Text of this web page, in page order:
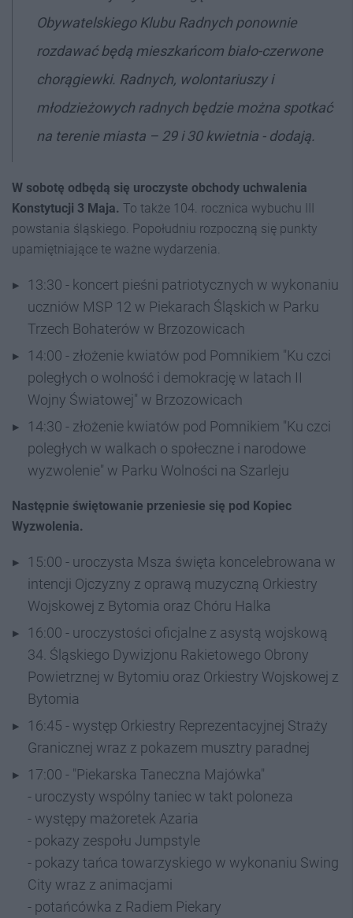
Obywatelskiego Klubu Radnych ponownie
rozdawać będą mieszkańcom biało-czerwone
chorągiewki. Radnych, wolontariuszy i
młodzieżowych radnych będzie można spotkać
na terenie miasta – 29 i 30 kwietnia - dodają.
W sobotę odbędą się uroczyste obchody uchwalenia
Konstytucji 3 Maja. To także 104. rocznica wybuchu III
powstania śląskiego. Popołudniu rozpoczną się punkty
upamiętniające te ważne wydarzenia.
13:30 - koncert pieśni patriotycznych w wykonaniu
uczniów MSP 12 w Piekarach Śląskich w Parku
Trzech Bohaterów w Brzozowicach
14:00 - złożenie kwiatów pod Pomnikiem "Ku czci
poległych o wolność i demokrację w latach II
Wojny Światowej" w Brzozowicach
14:30 - złożenie kwiatów pod Pomnikiem "Ku czci
poległych w walkach o społeczne i narodowe
wyzwolenie" w Parku Wolności na Szarleju
Następnie świętowanie przeniesie się pod Kopiec
Wyzwolenia.
15:00 - uroczysta Msza święta koncelebrowana w
intencji Ojczyzny z oprawą muzyczną Orkiestry
Wojskowej z Bytomia oraz Chóru Halka
16:00 - uroczystości oficjalne z asystą wojskową
34. Śląskiego Dywizjonu Rakietowego Obrony
Powietrznej w Bytomiu oraz Orkiestry Wojskowej z
Bytomia
16:45 - występ Orkiestry Reprezentacyjnej Straży
Granicznej wraz z pokazem musztry paradnej
17:00 - "Piekarska Taneczna Majówka"
- uroczysty wspólny taniec w takt poloneza
- występy mażoretek Azaria
- pokazy zespołu Jumpstyle
- pokazy tańca towarzyskiego w wykonaniu Swing
City wraz z animacjami
- potańcówka z Radiem Piekary